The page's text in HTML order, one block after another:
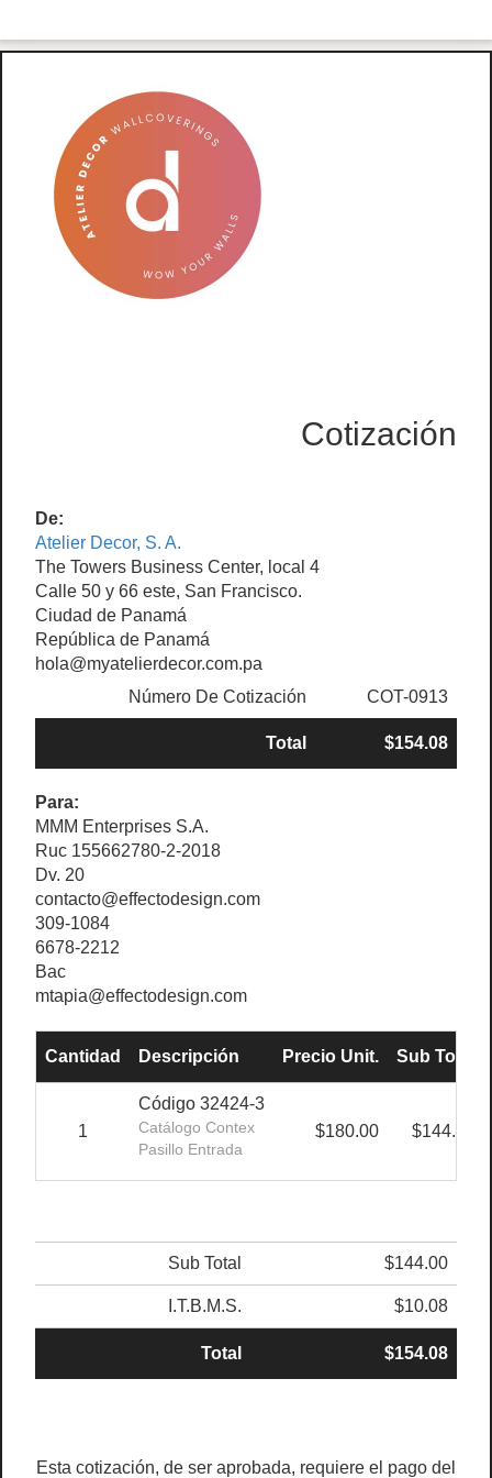
Cotización
De:
Atelier Decor, S. A.
The Towers Business Center, local 4
Calle 50 y 66 este, San Francisco.
Ciudad de Panamá
República de Panamá
hola@myatelierdecor.com.pa
Número De Cotización
COT-0913
Total $154.08
Para:
MMM Enterprises S.A.
Ruc 155662780-2-2018
Dv. 20
contacto@effectodesign.com
309-1084
6678-2212
Bac
mtapia@effectodesign.com
Cantidad Descripción Precio Unit. Sub Total
1
Código 32424-3
Catálogo Contex
Pasillo Entrada
$180.00 $144.00
Sub Total $144.00
I.T.B.M.S. $10.08
Total $154.08
Esta cotización, de ser aprobada, requiere el pago del